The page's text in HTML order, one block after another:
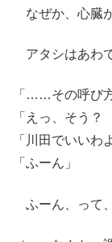
なぜか、心臓
アタシはあわ
「……その呼び
「えっ、そう
「川田でいいわ
「ふーん」
ふーん、って